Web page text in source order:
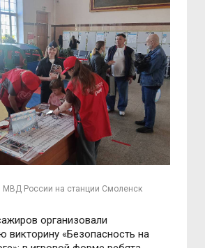
России на станции Смоленск
организовали
викторину «Безопасность на